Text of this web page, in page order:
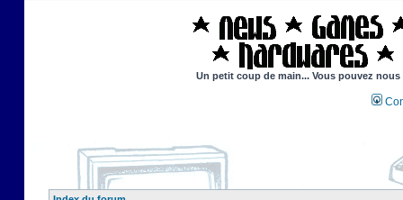
Un petit coup de main... Vous pouvez